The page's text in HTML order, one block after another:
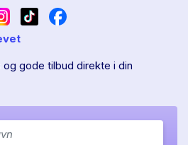
gode tilbud direkte i din